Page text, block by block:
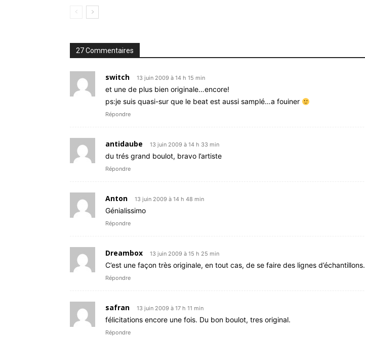
27 Commentaires
switch 13 juin 2009 à 14 h 15 min
et une de plus bien originale…encore!
ps:je suis quasi-sur que le beat est aussi samplé…a fouiner
Répondre
antidaube 13 juin 2009 à 14 h 33 min
du trés grand boulot, bravo l’artiste
Répondre
Anton 13 juin 2009 à 14 h 48 min
Génialissimo
Répondre
Dreambox 13 juin 2009 à 15 h 25 min
C’est une façon très originale, en tout cas, de se faire des lignes d’échantillons.
Répondre
safran 13 juin 2009 à 17 h 11 min
félicitations encore une fois. Du bon boulot, tres original.
Répondre